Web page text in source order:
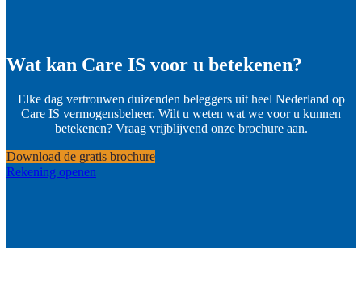
Wat kan Care IS voor u betekenen?
Elke dag vertrouwen duizenden beleggers uit heel Nederland op
Care IS vermogensbeheer. Wilt u weten wat we voor u kunnen
betekenen? Vraag vrijblijvend onze brochure aan.
Download de gratis brochure
Rekening openen